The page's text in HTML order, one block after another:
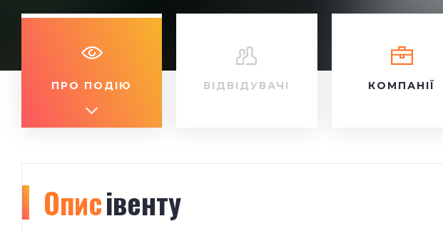
ПРО ПОДІЮ ВІДВІДУВАЧІ КОМПАНІЇ
Описівенту